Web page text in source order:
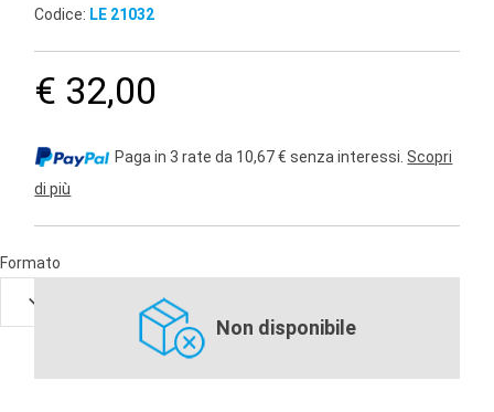
Codice: LE 21032
€ 32,00
Paga in 3 rate da 10,67 € senza interessi.Scopri
di più
Formato
Non disponibile